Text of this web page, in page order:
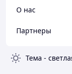
О нас
Партнеры
Тема -